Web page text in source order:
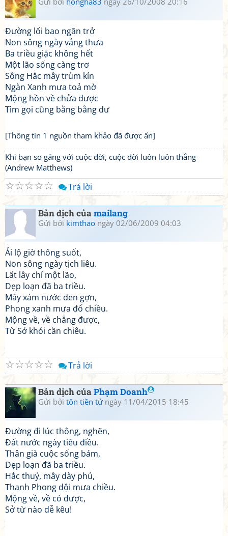
Đường lối bao ngăn trở
Non sông ngày vắng thưa
Ba triều giặc không hết
Một lão sống càng trơ
Sông Hắc mây trùm kín
Ngàn Xanh mưa toả mờ
Mộng hồn về chửa được
Tìm gọi cũng bằng bằng dư
[Thông tin 1 nguồn tham khảo đã được ẩn]
Khi bạn so găng với cuộc đời, cuộc đời luôn luôn thắng
(Andrew Matthews)
☆
☆
☆
☆
☆ Trả lời
Bản dịch củamailang
Gửi bởi kimthao ngày 02/06/2009 04:03
Ải lộ giờ thông suốt,
Non sông ngày tịch liêu.
Lất lây chỉ một lão,
Dẹp loạn đã ba triều.
Mây xám nước đen gợn,
Phong xanh mưa đổ chiều.
Mộng về, về chẳng được,
Từ Sở khỏi cần chiêu.
☆
☆
☆
☆
☆ Trả lời
Bản dịch củaPhạm Doanh
Gửi bởi tôn tiền tửngày 11/04/2015 18:45
Đường đi lúc thông, nghẽn,
Đất nước ngày tiêu điều.
Thân già cuộc sống bám,
Dẹp loạn đã ba triều.
Hắc thuỷ, mây dày phủ,
Thanh Phong dội mưa chiều.
Mộng về, về có được,
Sở từ nào dễ kêu!